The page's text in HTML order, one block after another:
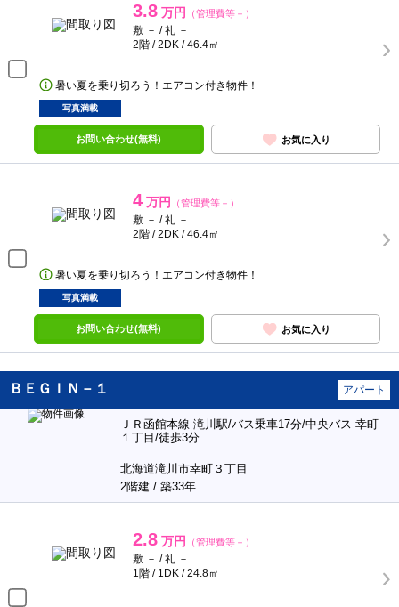
3.8 万円 （管理費等－）
敷 － / 礼 －
2階 / 2DK / 46.4㎡
暑い夏を乗り切ろう！エアコン付き物件！
写真満載
お問い合わせ(無料) お気に入り
4 万円 （管理費等－）
敷 － / 礼 －
2階 / 2DK / 46.4㎡
暑い夏を乗り切ろう！エアコン付き物件！
写真満載
お問い合わせ(無料) お気に入り
ＢＥＧＩＮ－１ アパート
ＪＲ函館本線 滝川駅/バス乗車17分/中央バス 幸町
１丁目/徒歩3分
北海道滝川市幸町３丁目
2階建 / 築33年
2.8 万円 （管理費等－）
敷 － / 礼 －
1階 / 1DK / 24.8㎡